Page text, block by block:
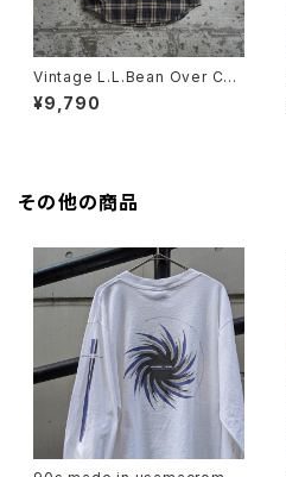
Vintage L.L.Bean Over Che
ck Shirts
¥9,790
その他の商品